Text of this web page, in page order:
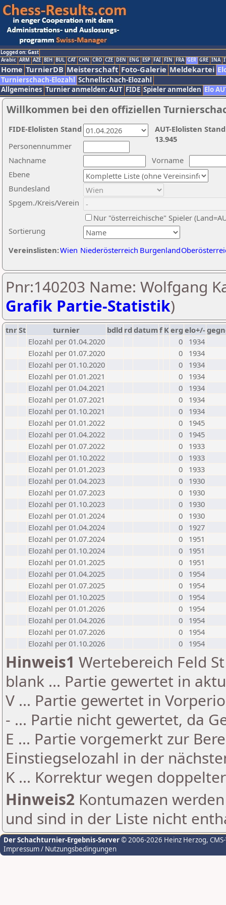
Logged on: Gast
Arabic ARM AZE BIH BUL CAT CHN CRO CZE DEN ENG ESP FAI FIN FRA GER GRE INA
Home TurnierDB Meisterschaft Foto-Galerie Meldekartei
Turnierschach-Elozahl Schnellschach-Elozahl
Allgemeines Turnier anmelden: AUT FIDE Spieler anmelden Elo
Willkommen bei den offiziellen
Nachname
Vorname
Ebene
Sortierung
Personennummer
Bundesland
Spgem./Kreis/Verein
Nur "österreichische" Spieler
Vereinslisten:Wien Niederösterreich Burgenland
AUT-Elolisten
13.945
FIDE-Elolisten Stand
Pnr:140203 Name: Wolfgang
Grafik Partie-Statistik)
tnrSt turnier bdld rd datumf Kerg elo+/-
Elozahl per 01.04.2020
0
1934
Elozahl per 01.07.2020
0
1934
Elozahl per 01.10.2020
0
1934
Elozahl per 01.01.2021
0
1934
Elozahl per 01.04.2021
0
1934
Elozahl per 01.07.2021
0
1934
Elozahl per 01.10.2021
0
1934
Elozahl per 01.01.2022
0
1945
Elozahl per 01.04.2022
0
1945
Elozahl per 01.07.2022
0
1933
Elozahl per 01.10.2022
0
1933
Elozahl per 01.01.2023
0
1933
Elozahl per 01.04.2023
0
1930
Elozahl per 01.07.2023
0
1930
Elozahl per 01.10.2023
0
1930
Elozahl per 01.01.2024
0
1930
Elozahl per 01.04.2024
0
1927
Elozahl per 01.07.2024
0
1951
Elozahl per 01.10.2024
0
1951
Elozahl per 01.01.2025
0
1951
Elozahl per 01.04.2025
0
1954
Elozahl per 01.07.2025
0
1954
Elozahl per 01.10.2025
0
1954
Elozahl per 01.01.2026
0
1954
Elozahl per 01.04.2026
0
1954
Elozahl per 01.07.2026
0
1954
Elozahl per 01.10.2026
0 1954
Hinweis1 Wertebereich Feld
blank ... Partie gewertet in
V ... Partie gewertet in
- ... Partie nicht gewertet, da
E ... Partie vorgemerkt zur
Einstiegselozahl in der
K ... Korrektur wegen
Hinweis2 Kontumazen
und sind in der Liste nicht
Der Schachturnier-Ergebnis-Server© 2006-2026 Heinz Herzog,
Impressum / Nutzungsbedingungen